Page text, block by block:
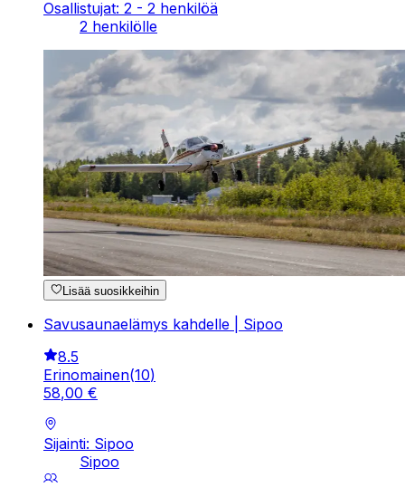
Osallistujat: 2 - 2 henkilöä
2 henkilölle
Lisää suosikkeihin
Savusaunaelämys kahdelle | Sipoo
8.5
Erinomainen(10)
58,00 €
Sijainti: Sipoo
Sipoo